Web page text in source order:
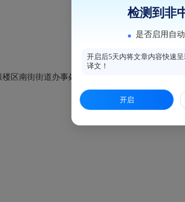
区南街街道办事处审批专用章”共1枚印章，自
检测到非
是否启用自
开启后5天内将文章内容快速
译文！
开启